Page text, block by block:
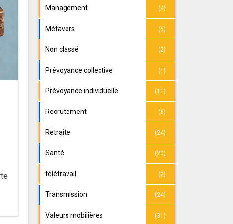
Management (4)
Métavers (6)
Non classé (2)
Prévoyance collective (1)
Prévoyance individuelle (11)
Recrutement (5)
Retraite (24)
Santé (20)
télétravail (2)
Transmission (24)
Valeurs mobilières (31)